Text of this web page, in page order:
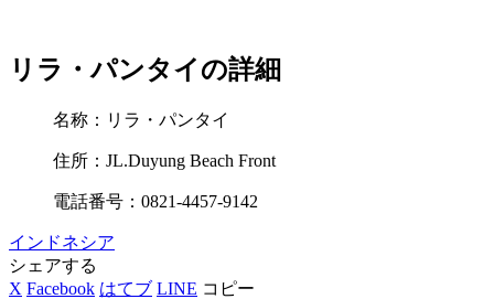
リラ・パンタイの詳細
名称：リラ・パンタイ
住所：JL.Duyung Beach Front
電話番号：0821-4457-9142
インドネシア
シェアする
X Facebook はてブ LINE コピー